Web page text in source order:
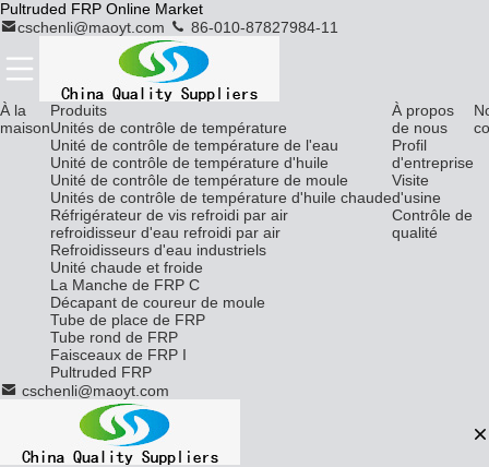
Pultruded FRP Online Market
cschenli@maoyt.com
86-010-87827984-11
À la
maison
Produits
Unités de contrôle de température
Unité de contrôle de température de l'eau
Unité de contrôle de température d'huile
Unité de contrôle de température de moule
Unités de contrôle de température d'huile chaude
Réfrigérateur de vis refroidi par air
refroidisseur d'eau refroidi par air
Refroidisseurs d'eau industriels
Unité chaude et froide
La Manche de FRP C
Décapant de coureur de moule
Tube de place de FRP
Tube rond de FRP
Faisceaux de FRP I
Pultruded FRP
À propos
de nous
Profil
d'entreprise
Visite
d'usine
Contrôle de
qualité
cschenli@maoyt.com